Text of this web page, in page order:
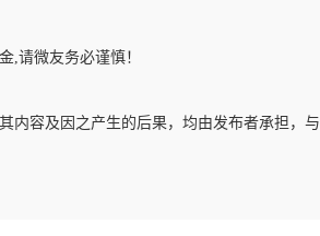
,请微友务必谨慎！
内容及因之产生的后果，均由发布者承担，与